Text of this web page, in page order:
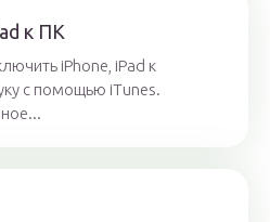
к ПК
iPhone, iPad к
с помощью iTunes.